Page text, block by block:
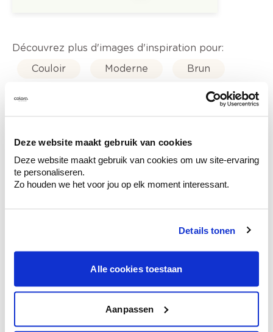
Deze website maakt gebruik van cookies
Deze website maakt gebruik van cookies om uw site-ervaring
te personaliseren.
Zo houden we het voor jou op elk moment interessant.
Details tonen
Alle cookies toestaan
Aanpassen
Découvrez plus d'images d'inspiration pour:
Couloir
Moderne Brun
Couleurs-tendance-2025
Conseil couleur à domicile
l'éclairage et de votre mobilier.
Obtenez un contrôle technologique de vos
murs.